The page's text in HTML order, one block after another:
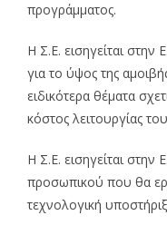
προγράμματος.
Η Σ.Ε. εισηγείται
για το ύψος της
ειδικότερα θέματα
κόστος λειτουργίας
Η Σ.Ε. εισηγείται
προσωπικού που θα
τεχνολογική